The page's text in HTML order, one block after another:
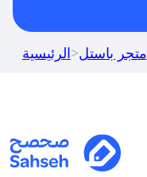
الرئيسية>متجر باستل